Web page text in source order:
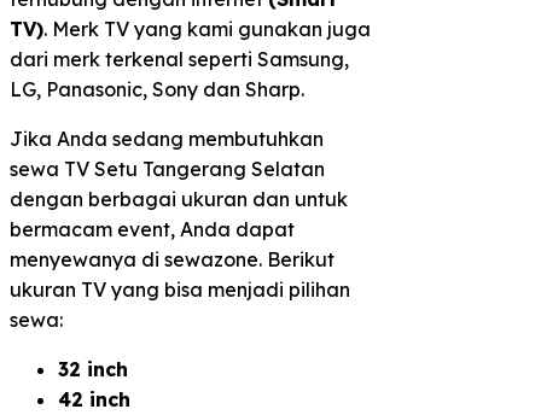
TV). Merk TV yang kami gunakan juga
dari merk terkenal seperti Samsung,
LG, Panasonic, Sony dan Sharp.
Jika Anda sedang membutuhkan
sewa TV Setu Tangerang Selatan
dengan berbagai ukuran dan untuk
bermacam event, Anda dapat
menyewanya di sewazone. Berikut
ukuran TV yang bisa menjadi pilihan
sewa:
32 inch
42 inch